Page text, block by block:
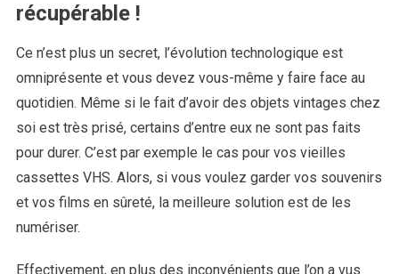
récupérable !
Ce n’est plus un secret, l’évolution technologique est
omniprésente et vous devez vous-même y faire face au
quotidien. Même si le fait d’avoir des objets vintages chez
soi est très prisé, certains d’entre eux ne sont pas faits
pour durer. C’est par exemple le cas pour vos vieilles
cassettes VHS. Alors, si vous voulez garder vos souvenirs
et vos films en sûreté, la meilleure solution est de les
numériser.
Effectivement, en plus des inconvénients que l’on a vus